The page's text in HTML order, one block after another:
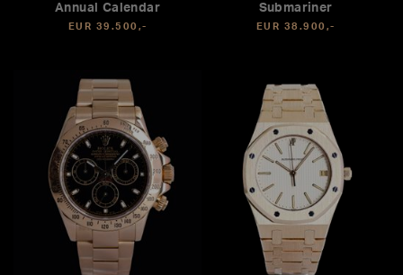
Annual Calendar
EUR 39.500,-
Submariner
EUR 38.900,-